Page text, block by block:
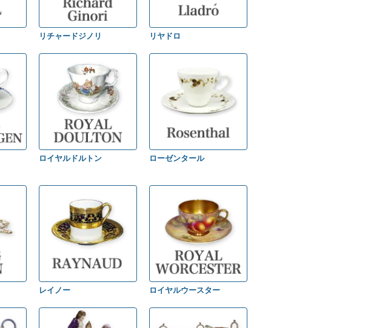
リチャードジノリ リヤドロ
ロイヤルドルトン ローゼンタール
レイノー ロイヤルウースター